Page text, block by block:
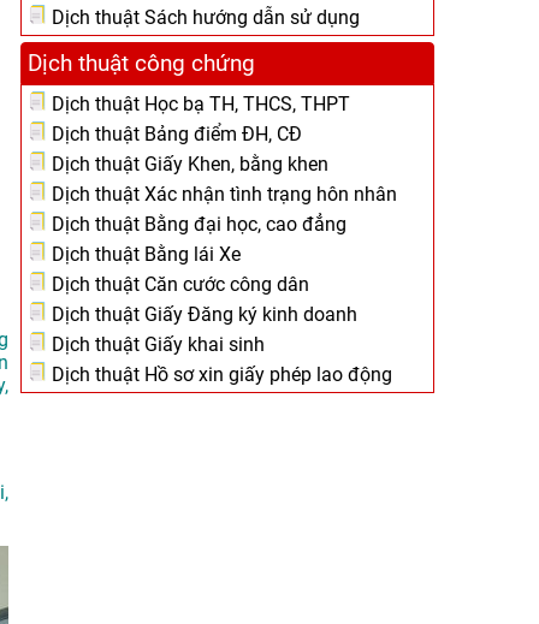
Dịch thuật Sách hướng dẫn sử dụng
Dịch thuật công chứng
Dịch thuật Học bạ TH, THCS, THPT
Dịch thuật Bảng điểm ĐH, CĐ
Dịch thuật Giấy Khen, bằng khen
Dịch thuật Xác nhận tình trạng hôn nhân
Dịch thuật Bằng đại học, cao đẳng
Dịch thuật Bằng lái Xe
Dịch thuật Căn cước công dân
Dịch thuật Giấy Đăng ký kinh doanh
Dịch thuật Giấy khai sinh
Dịch thuật Hồ sơ xin giấy phép lao động